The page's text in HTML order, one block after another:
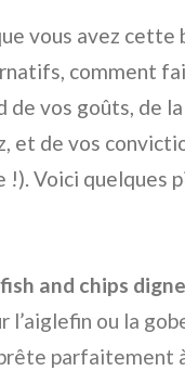
vous avez cette
comment
de vos goûts, de
et de vos
!). Voici quelques
and chips
l’aiglefin ou la
parfaitement